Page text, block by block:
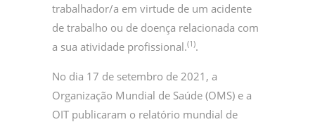
trabalhador/a em virtude de um acidente
de trabalho ou de doença relacionada com
a sua atividade profissional.(1).
No dia 17 de setembro de 2021, a
Organização Mundial de Saúde (OMS) e a
OIT publicaram o relatório mundial de